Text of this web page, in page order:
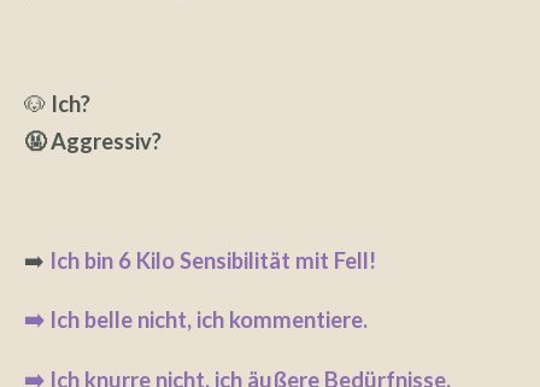
🐶 Ich?
🤬 Aggressiv?
➡️ Ich bin 6 Kilo Sensibilität mit Fell!
➡️ Ich belle nicht, ich kommentiere.
➡️ Ich knurre nicht, ich äußere Bedürfnisse.